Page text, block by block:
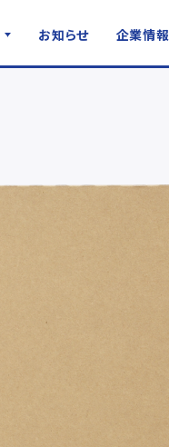
お知らせ 企業情報